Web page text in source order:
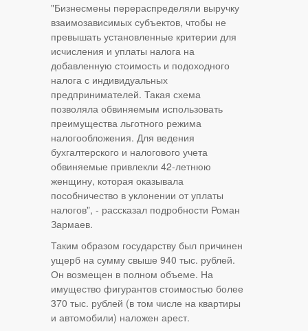
"Бизнесмены перераспределяли выручку
взаимозависимых субъектов, чтобы не
превышать установленные критерии для
исчисления и уплаты налога на
добавленную стоимость и подоходного
налога с индивидуальных
предпринимателей. Такая схема
позволяла обвиняемым использовать
преимущества льготного режима
налогообложения. Для ведения
бухгалтерского и налогового учета
обвиняемые привлекли 42-летнюю
женщину, которая оказывала
пособничество в уклонении от уплаты
налогов", - рассказал подробности Роман
Зармаев.
Таким образом государству был причинен
ущерб на сумму свыше 940 тыс. рублей.
Он возмещен в полном объеме. На
имущество фигурантов стоимостью более
370 тыс. рублей (в том числе на квартиры
и автомобили) наложен арест.